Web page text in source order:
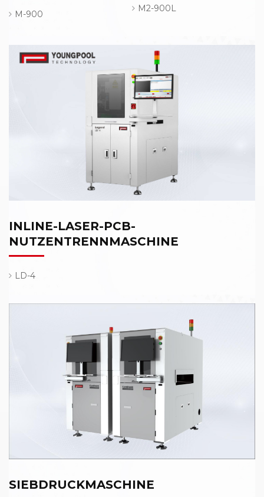
M-900
M2-900L
INLINE-LASER-PCB-
NUTZENTRENNMASCHINE
LD-4
SIEBDRUCKMASCHINE